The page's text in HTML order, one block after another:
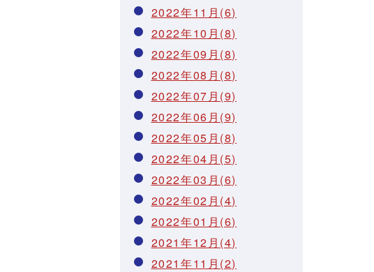
2022年11月(6)
2022年10月(8)
2022年09月(8)
2022年08月(8)
2022年07月(9)
2022年06月(9)
2022年05月(8)
2022年04月(5)
2022年03月(6)
2022年02月(4)
2022年01月(6)
2021年12月(4)
2021年11月(2)